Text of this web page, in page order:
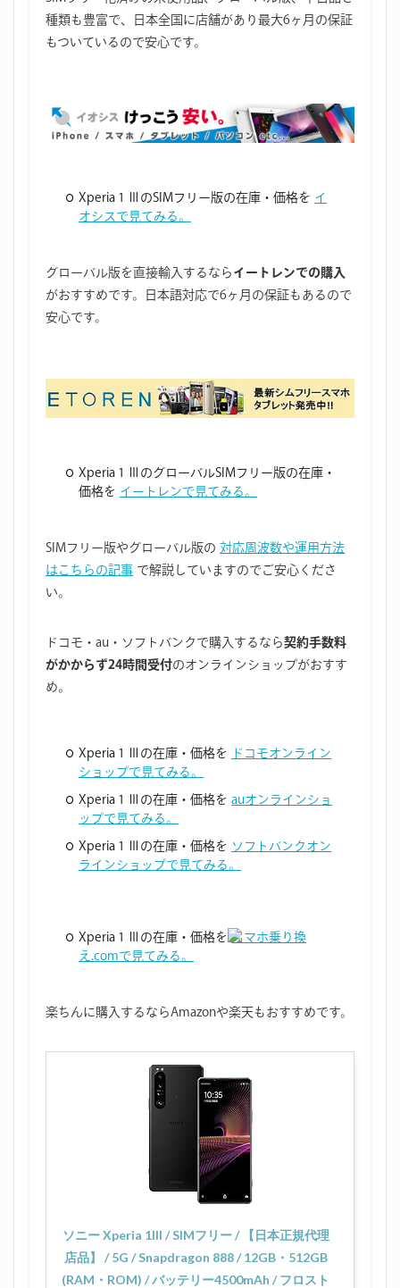
種類も豊富で、日本全国に店舗があり最大6ヶ月の保証
もついているので安心です。
Xperia 1 ⅢのSIMフリー版の在庫・価格を イ
オシスで見てみる。
グローバル版を直接輸入するなら イートレンでの購入
がおすすめです。日本語対応で6ヶ月の保証もあるので
安心です。
Xperia 1 ⅢのグローバルSIMフリー版の在庫・
価格を イートレンで見てみる。
SIMフリー版やグローバル版の 対応周波数や運用方法
はこちらの記事 で解説していますのでご安心くださ
い。
ドコモ・au・ソフトバンクで購入するなら契約手数料
がかからず24時間受付のオンラインショップがおすす
め。
Xperia 1 Ⅲの在庫・価格を
ドコモオンライン
ショップで見てみる。
Xperia 1 Ⅲの在庫・価格を auオンラインショ
ップで見てみる。
Xperia 1 Ⅲの在庫・価格を ソフトバンクオン
ラインショップで見てみる。
Xperia 1 Ⅲの在庫・価格を スマホ乗り換
え.comで見てみる。
楽ちんに購入するならAmazonや楽天もおすすめです。
ソニー Xperia 1III / SIMフリー / 【日本正規代理
店品】 / 5G / Snapdragon 888 / 12GB・512GB
(RAM・ROM) / バッテリー4500mAh / フロスト